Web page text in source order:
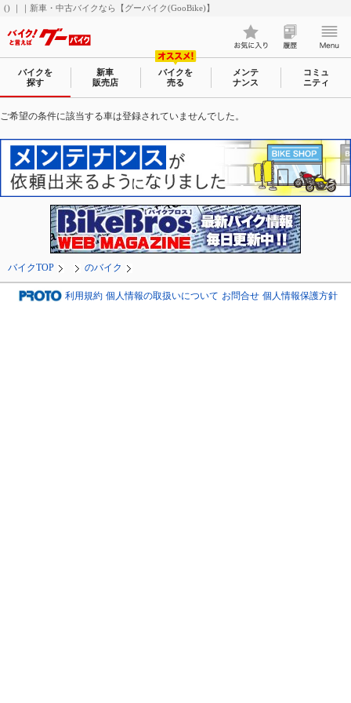
() ｜｜新車・中古バイクなら【グーバイク(GooBike)】
バイクを
探す
新車
販売店
バイクを
売る
メンテ
ナンス
コミュ
ニティ
ご希望の条件に該当する車は登録されていませんでした。
バイクTOP のバイク
利用規約 個人情報の取扱いについて お問合せ 個人情報保護方針